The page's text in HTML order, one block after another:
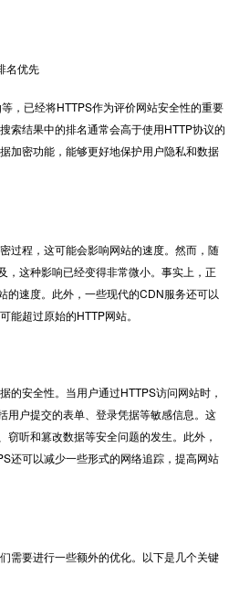
名优先
，已经将HTTPS作为评价网站安全性的重要
索结果中的排名通常会高于使用HTTP协议的
加密功能，能够更好地保护用户隐私和数据
过程，这可能会影响网站的速度。然而，随
，这种影响已经变得非常微小。事实上，正
的速度。此外，一些现代的CDN服务还可以
能超过原始的HTTP网站。
的安全性。当用户通过HTTPS访问网站时，
用户提交的表单、登录凭据等敏感信息。这
听和篡改数据等安全问题的发生。此外，
还可以减少一些形式的网络追踪，提高网站
需要进行一些额外的优化。以下是几个关键